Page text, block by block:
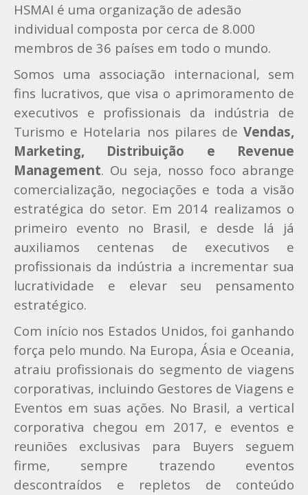
HSMAI é uma organização de adesão
individual composta por cerca de 8.000
membros de 36 países em todo o mundo.
Somos uma associação internacional, sem
fins lucrativos, que visa o aprimoramento de
executivos e profissionais da indústria de
Turismo e Hotelaria nos pilares de Vendas,
Marketing, Distribuição e Revenue
Management. Ou seja, nosso foco abrange
comercialização, negociações e toda a visão
estratégica do setor. Em 2014 realizamos o
primeiro evento no Brasil, e desde lá já
auxiliamos centenas de executivos e
profissionais da indústria a incrementar sua
lucratividade e elevar seu pensamento
estratégico.
Com início nos Estados Unidos, foi ganhando
força pelo mundo. Na Europa, Ásia e Oceania,
atraiu profissionais do segmento de viagens
corporativas, incluindo Gestores de Viagens e
Eventos em suas ações. No Brasil, a vertical
corporativa chegou em 2017, e eventos e
reuniões exclusivas para Buyers seguem
firme, sempre trazendo eventos
descontraídos e repletos de conteúdo